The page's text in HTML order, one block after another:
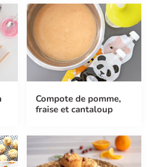
Compote de pomme,
fraise et cantaloup